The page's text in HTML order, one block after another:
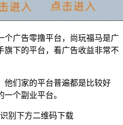
个广告零撸平台，尚玩福马是广
旗下的平台，看广告收益非常不
他们家的平台普遍都是比较好
个副业平台。
别下方二维码下载